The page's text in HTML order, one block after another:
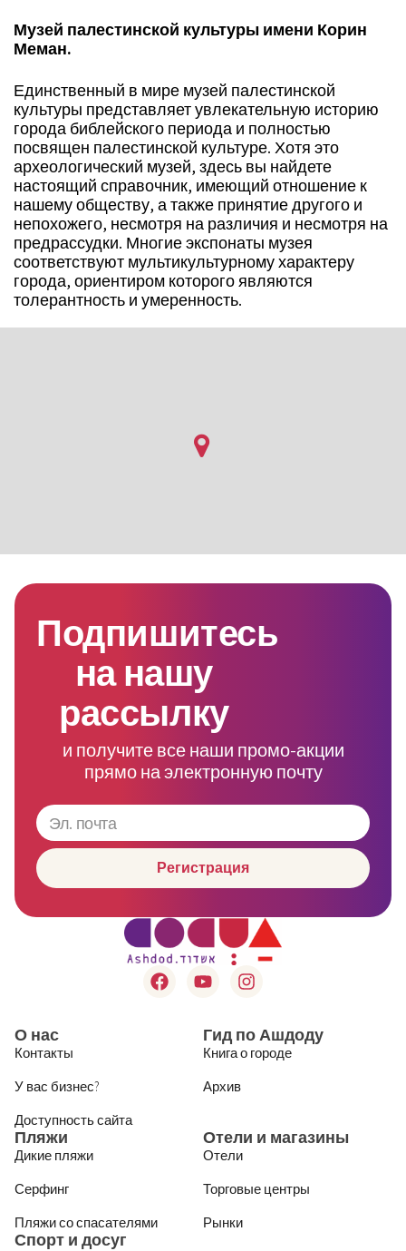
Музей палестинской культуры имени Корин
Меман.
Единственный в мире музей палестинской
культуры представляет увлекательную историю
города библейского периода и полностью
посвящен палестинской культуре. Хотя это
археологический музей, здесь вы найдете
настоящий справочник, имеющий отношение к
нашему обществу, а также принятие другого и
непохожего, несмотря на различия и несмотря на
предрассудки. Многие экспонаты музея
соответствуют мультикультурному характеру
города, ориентиром которого являются
толерантность и умеренность.
Подпишитесь
на нашу
рассылку
и получите все наши промо-акции
прямо на электронную почту
Регистрация
О нас
Контакты
У вас бизнес?
Доступность сайта
Гид по Ашдоду
Книга о городе
Архив
Пляжи
Дикие пляжи
Серфинг
Пляжи со спасателями
Отели и магазины
Отели
Торговые центры
Рынки
Спорт и досуг